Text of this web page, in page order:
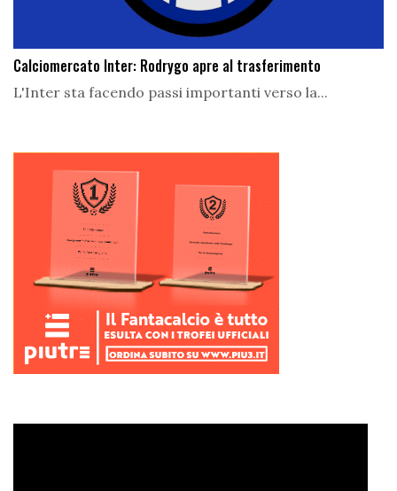
Calciomercato Inter: Rodrygo apre al trasferimento
L'Inter sta facendo passi importanti verso la...